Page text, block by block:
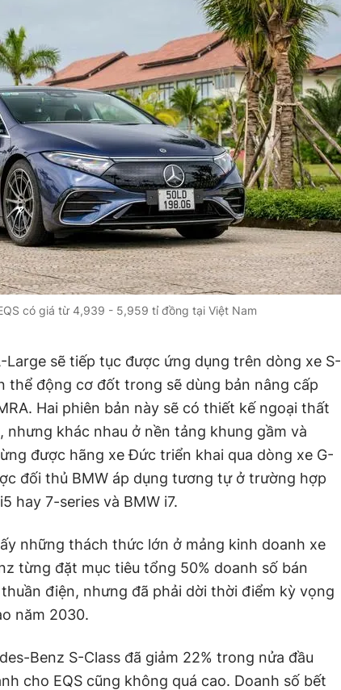
có giá từ 4,939 - 5,959 tỉ đồng tại Việt Nam
Large sẽ tiếp tục được ứng dụng trên dòng xe S-
thể động cơ đốt trong sẽ dùng bản nâng cấp
Hai phiên bản này sẽ có thiết kế ngoại thất
khác nhau ở nền tảng khung gầm và
được hãng xe Đức triển khai qua dòng xe G-
đối thủ BMW áp dụng tương tự ở trường hợp
hay 7-series và BMW i7.
những thách thức lớn ở mảng kinh doanh xe
từng đặt mục tiêu tổng 50% doanh số bán
điện, nhưng đã phải dời thời điểm kỳ vọng
năm 2030.
Benz S-Class đã giảm 22% trong nửa đầu
cho EQS cũng không quá cao. Doanh số bết